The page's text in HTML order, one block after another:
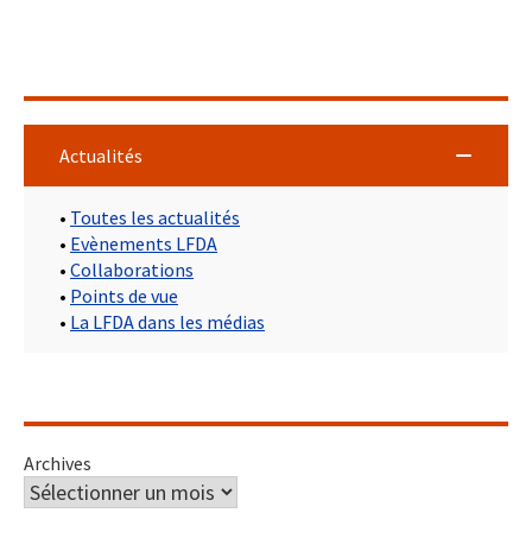
Actualités
• Toutes les actualités
• Evènements LFDA
• Collaborations
• Points de vue
• La LFDA dans les médias
Archives